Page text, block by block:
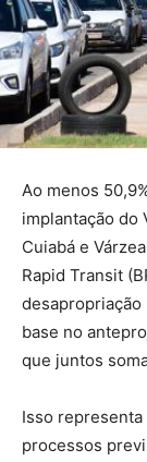
Ao menos
implantação do
Cuiabá e
Rapid Transit
base no
que juntos
Isso
processos